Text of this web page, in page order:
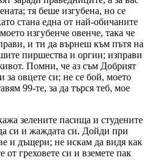
тя беше изгубена, но се
стана една от най-обичаните
изгубенче овенче, така че
и ти да върнеш към пътя на
пиршества и оргии; изправи
Помни, че аз съм Добрият
за овцете си; не се бой, моето
99-те, за да търся теб, мое
зелените пасища и студените
си и жаждата си. Дойди при
и дъщери; не искам да видя как
от греховете си и вземете пак